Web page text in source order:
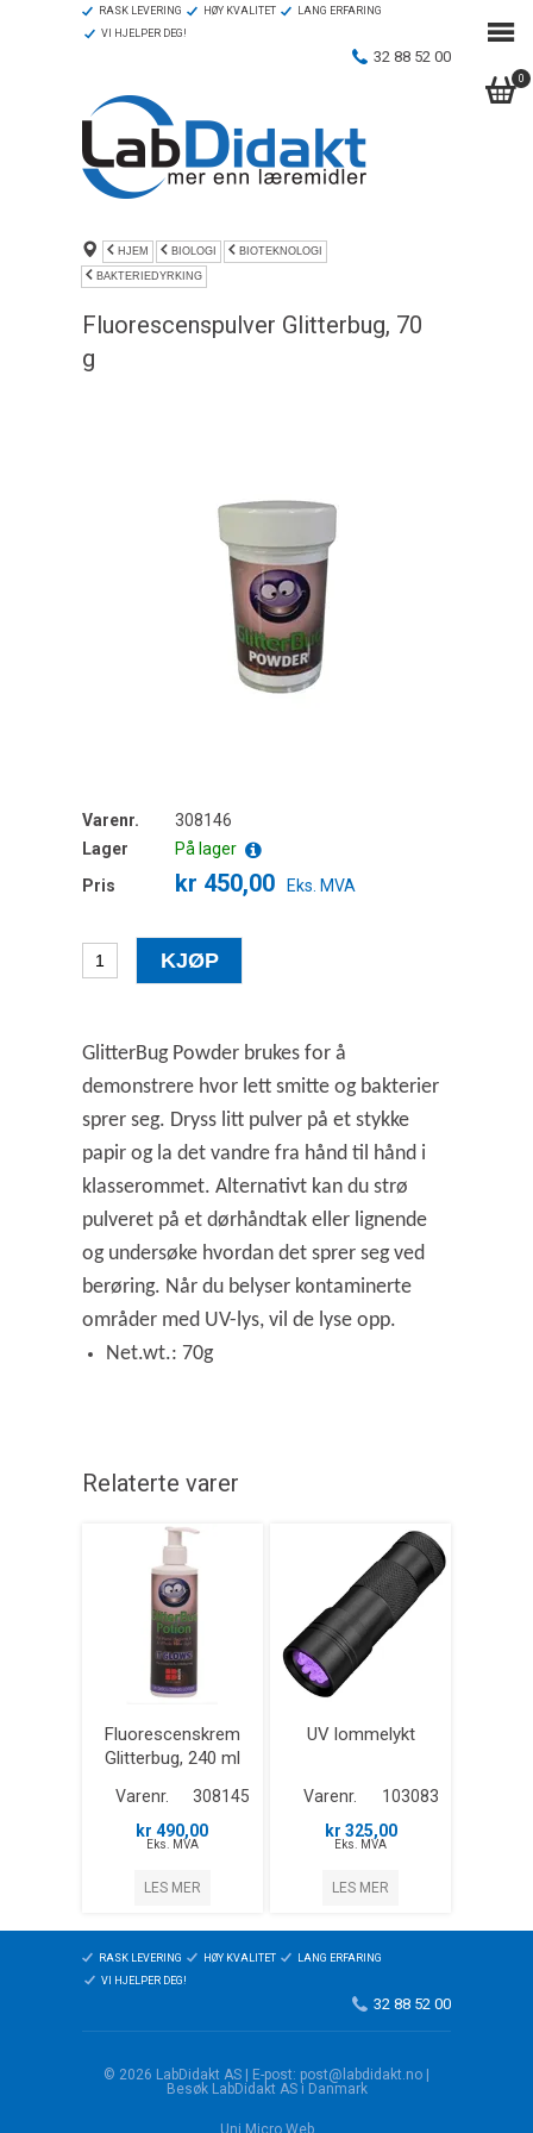
0
RASK LEVERING HØY KVALITET
LANG ERFARING
VI HJELPER DEG!
32 88 52 00
HJEM BIOLOGI BIOTEKNOLOGI
BAKTERIEDYRKING
Fluorescenspulver Glitterbug, 70
g
Varenr.
308146
Lager
På lager
Pris
kr 450,00 Eks. MVA
GlitterBug Powder brukes for å
demonstrere hvor lett smitte og bakterier
sprer seg. Dryss litt pulver på et stykke
papir og la det vandre fra hånd til hånd i
klasserommet. Alternativt kan du strø
pulveret på et dørhåndtak eller lignende
og undersøke hvordan det sprer seg ved
berøring. Når du belyser kontaminerte
områder med UV-lys, vil de lyse opp.
Net.wt.: 70g
Relaterte varer
Fluorescenskrem
Glitterbug, 240 ml
Varenr.
308145
kr 490,00
Eks. MVA
LES MER
UV lommelykt
Varenr.
103083
kr 325,00
Eks. MVA
LES MER
RASK LEVERING HØY KVALITET
LANG ERFARING
VI HJELPER DEG!
32 88 52 00
© 2026 LabDidakt AS | E-post: post@labdidakt.no |
Besøk LabDidakt AS i Danmark
Uni Micro Web